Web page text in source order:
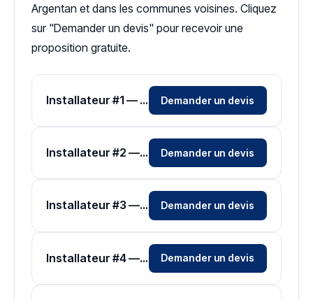
Argentan et dans les communes voisines. Cliquez
sur "Demander un devis" pour recevoir une
proposition gratuite.
Installateur #1 — Zone Orne Demander un devis
Installateur #2 — Zone Orne Demander un devis
Installateur #3 — Zone Orne Demander un devis
Installateur #4 — Zone Orne Demander un devis